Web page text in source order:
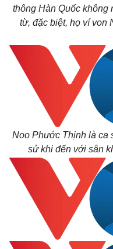
Thế giới
Quan sát
Cuộc sống đó đây
thông Hàn Quốc không
từ, đặc biệt, họ ví von
Noo Phước Thịnh là ca
sử khi đến với sân